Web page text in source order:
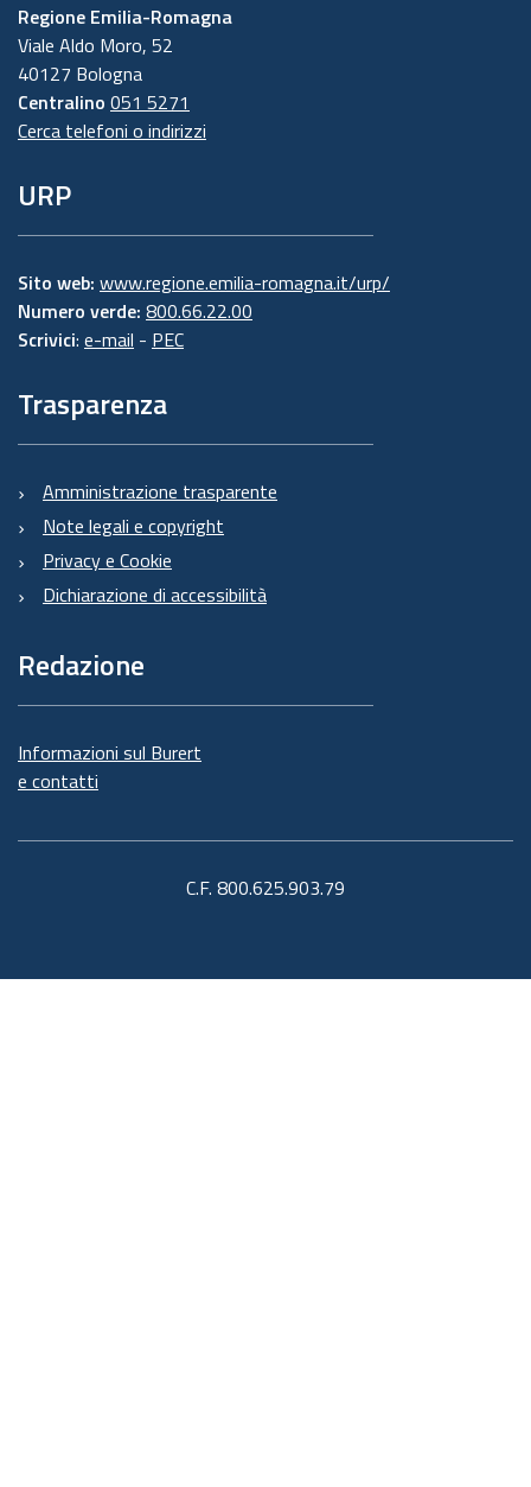
Regione Emilia-Romagna
Viale Aldo Moro, 52
40127 Bologna
Centralino 051 5271
Cerca telefoni o indirizzi
URP
Sito web: www.regione.emilia-romagna.it/urp/
Numero verde: 800.66.22.00
Scrivici: e-mail - PEC
Trasparenza
Amministrazione trasparente
Note legali e copyright
Privacy e Cookie
Dichiarazione di accessibilità
Redazione
Informazioni sul Burert
e contatti
C.F. 800.625.903.79